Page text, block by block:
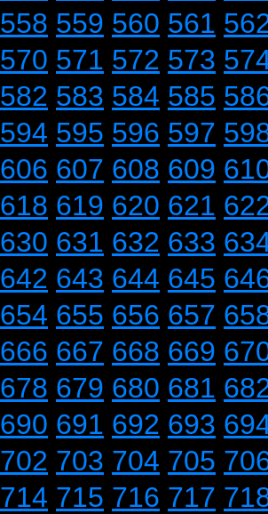
558 559 560 561
570 571 572 573
582 583 584 585
594 595 596 597
606 607 608 609
618 619 620 621
630 631 632 633
642 643 644 645
654 655 656 657
666 667 668 669
678 679 680 681
690 691 692 693
702 703 704 705
714 715 716 717